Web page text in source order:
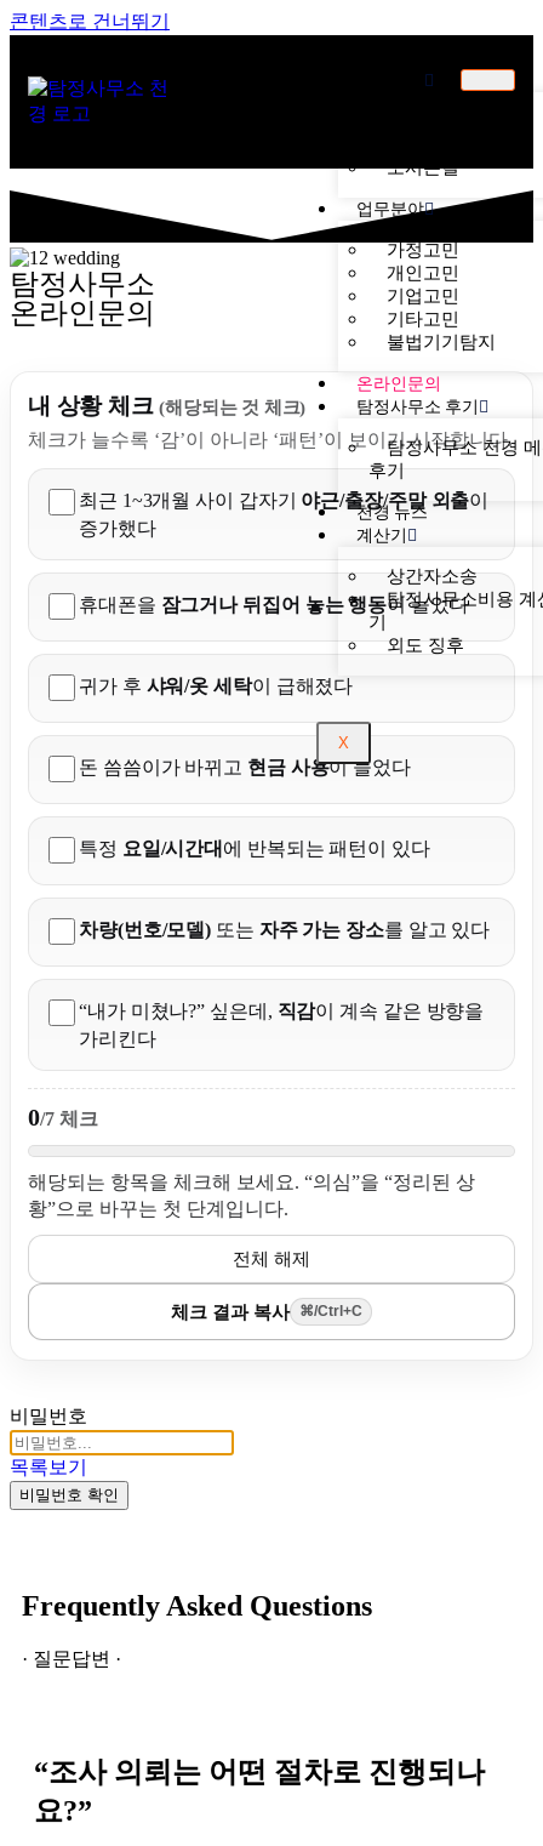
콘텐츠로 건너뛰기
오시는길
업무분야
가정고민
개인고민
기업고민
기타고민
불법기기탐지
온라인문의
탐정사무소 후기
탐정사무소 천경
후기
천경 뉴스
계산기
상간자소송
탐정사무소비용 계
기
외도 징후
X
탐정사무소
온라인문의
내 상황 체크(해당되는 것 체크)
체크가 늘수록 ‘감’이 아니라 ‘패턴’이 보이기 시작합니다.
최근 1~3개월 사이 갑자기 야근/출장/주말 외출이
증가했다
휴대폰을 잠그거나 뒤집어 놓는 행동이 늘었다
귀가 후 샤워/옷 세탁이 급해졌다
돈 씀씀이가 바뀌고 현금 사용이 늘었다
특정 요일/시간대 에 반복되는 패턴이 있다
차량(번호/모델) 또는 자주 가는 장소를 알고 있다
“내가 미쳤나?” 싶은데, 직감이 계속 같은 방향을
가리킨다
0/7 체크
해당되는 항목을 체크해 보세요. “의심”을 “정리된 상
황”으로 바꾸는 첫 단계입니다.
전체 해제
체크 결과 복사 ⌘/Ctrl+C
비밀번호
목록보기
비밀번호 확인
Frequently Asked Questions
· 질문답변 ·
“조사 의뢰는 어떤 절차로 진행되나
요?”